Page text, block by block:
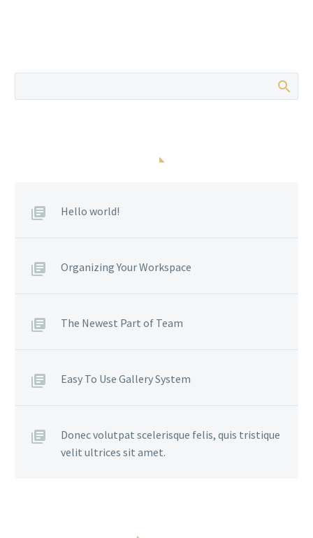
Hello world!
Organizing Your Workspace
The Newest Part of Team
Easy To Use Gallery System
Donec volutpat scelerisque felis, quis tristique
velit ultrices sit amet.